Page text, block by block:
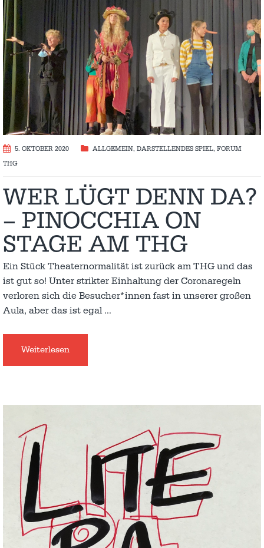
5. OKTOBER 2020 ALLGEMEIN, DARSTELLENDES SPIEL, FORUM
THG
WER LÜGT DENN DA?
– PINOCCHIA ON
STAGE AM THG
Ein Stück Theaternormalität ist zurück am THG und das
ist gut so! Unter strikter Einhaltung der Coronaregeln
verloren sich die Besucher*innen fast in unserer großen
Aula, aber das ist egal …
Weiterlesen